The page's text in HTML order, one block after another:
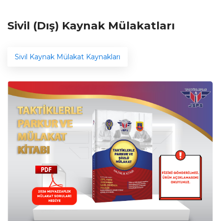
Sivil (Dış) Kaynak Mülakatları
Sivil Kaynak Mülakat Kaynakları